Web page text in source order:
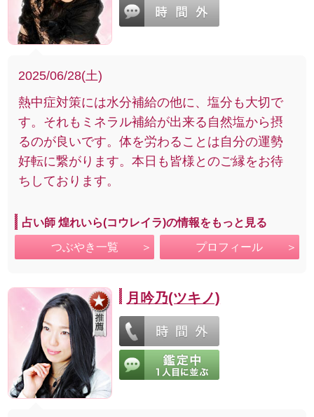
2025/06/28(土)
熱中症対策には水分補給の他に、塩分も大切で
す。それもミネラル補給が出来る自然塩から摂
るのが良いです。体を労わることは自分の運勢
好転に繋がります。本日も皆様とのご縁をお待
ちしております。
占い師 煌れいら(コウレイラ)の情報をもっと見る
つぶやき一覧 プロフィール
月吟乃(ツキノ)